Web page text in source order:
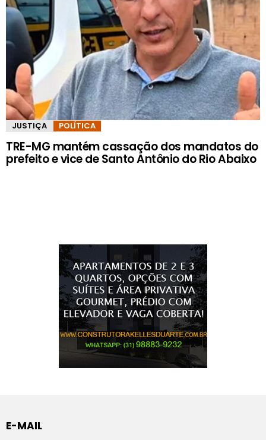
JUSTIÇA POLÍTICA
TRE-MG mantém cassação dos mandatos do
prefeito e vice de Santo Antônio do Rio Abaixo
E-MAIL